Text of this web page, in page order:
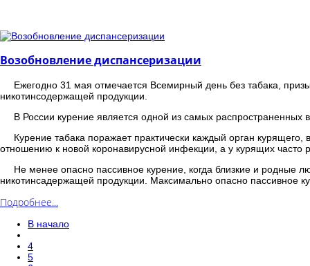
Возобновление диспансеризации
Ежегодно 31 мая отмечается Всемирный день без табака,
никотинсодержащей продукции.
В России курение является одной из самых
Курение табака поражает практически каждый орган
отношению к новой коронавирусной инфекции, а у курящих часто
Не менее опасно пассивное курение, когда близкие и
никотинсадержащей продукции. Максимально опасно пассивное
Подробнее...
В начало
4
5